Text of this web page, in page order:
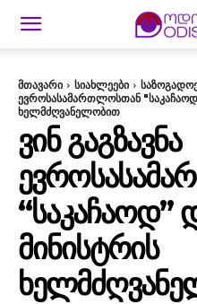
მთავარი სიახლეები
ევროსასამართლოსთან
ხელმძღვანელობით
ᲕᲘᲜ ᲒᲐᲒᲖᲐᲕᲜᲐ
“ᲡᲐᲙᲐᲩᲐᲝᲓ”
ᲛᲘᲜᲘᲡᲢᲠᲘᲡ